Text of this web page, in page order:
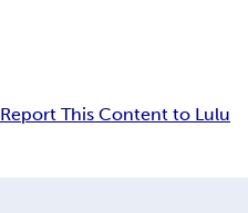
Report This Content to Lulu